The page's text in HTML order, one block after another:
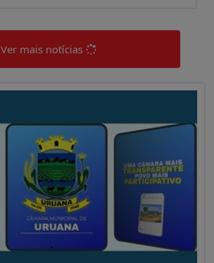
Ver mais notícias